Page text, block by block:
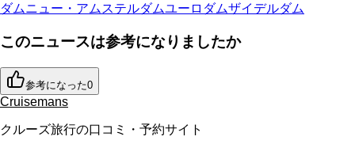
ダムニュー・アムステルダムユーロダムザイデルダム
このニュースは参考になりましたか
参考になった0
Cruisemans
クルーズ旅行の口コミ・予約サイト